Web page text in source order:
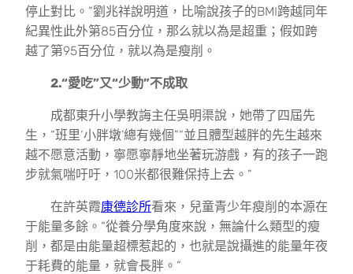
停止對比。”劉兆祥說明道，比喻說孩子的BMI跨越同年
紀異性此外第85百分位，那么就以為是超重；假如跨
越了第95百分位，就以為是瘦削。
2.“愛吃”又“少動”不成取
成都東升小學教誨主任吳明渠說，她帶了四屆先
生，“班里‘小胖墩’總有幾個”“並且體型越胖的先生越來
越不愿意活動，寧愿寧靜地坐著玩游戲，有的孩子一跑
步就氣喘吁吁，100米都很難保持上去。”
在許英霞康德診所看來，兒童青少年瘦削的本源在
于能量多餘。“從養分學角度來說，無論什么類型的瘦
削，都是由能量超標惹起的，也就是說攝進的能量年夜
于耗費的能量，就會長胖。”